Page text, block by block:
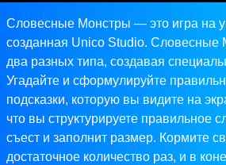
Словесные Монстры — это игра на
созданная Unico Studio. Словесные
два разных типа, создавая
Угадайте и сформулируйте
подсказки, которую вы видите на
что вы структурируете правильное
съест и заполнит размер. Кормите
достаточное количество раз, и в